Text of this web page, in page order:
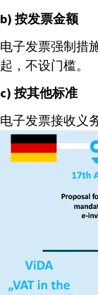
b) 按发票金额
电子发票强制措
起，不设门槛。
c) 按其他标准
电子发票接收义